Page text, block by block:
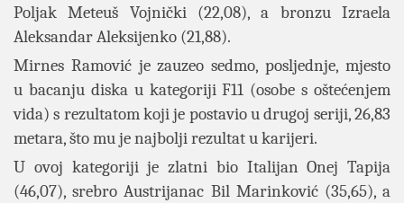
Poljak Meteuš Vojnički (22,08), a bronzu Izraela
Aleksandar Aleksijenko (21,88).
Mirnes Ramović je zauzeo sedmo, posljednje, mjesto
u bacanju diska u kategoriji F11 (osobe s oštećenjem
vida) s rezultatom koji je postavio u drugoj seriji, 26,83
metara, što mu je najbolji rezultat u karijeri.
U ovoj kategoriji je zlatni bio Italijan Onej Tapija
(46,07), srebro Austrijanac Bil Marinković (35,65), a